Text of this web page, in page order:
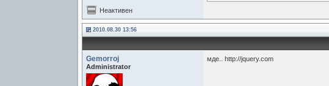
Неактивен
2010.08.30 13:56
Gemorroj
Administrator
мде.. http://jquery.com